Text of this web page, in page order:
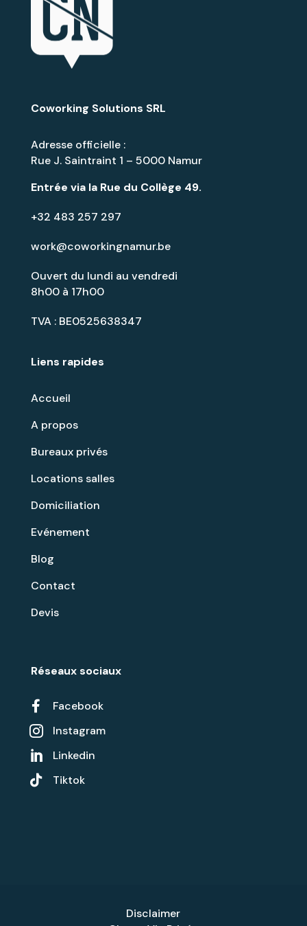
Réseaux sociaux
 Facebook
 Instagram

Linkedin

Tiktok
Liens rapides
Accueil
A propos
Bureaux privés
Locations salles
Domiciliation
Evénement
Blog
Contact
Devis
Coworking Solutions SRL
Adresse officielle :
Rue J. Saintraint 1 – 5000 Namur
Entrée via la Rue du Collège 49.
+32 483 257 297
work@coworkingnamur.be
Ouvert du lundi au vendredi
8h00 à 17h00
TVA : BE0525638347
Disclaimer